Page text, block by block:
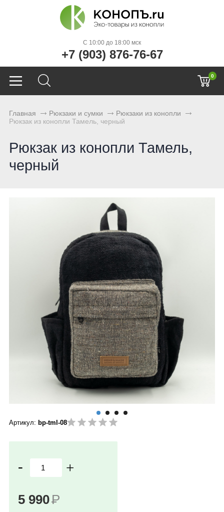
C 10:00 до 18:00 мск
+7 (903) 876-76-67
0
Главная Рюкзаки и сумки
Рюкзаки из конопли
Рюкзак из конопли Тамель, черный
Рюкзак из конопли Тамель,
черный
Артикул: bp-tml-08
- +
5 990Р